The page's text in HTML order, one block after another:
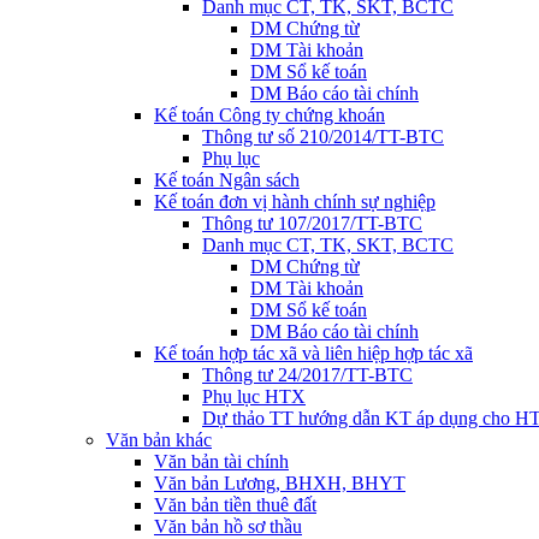
Danh mục CT, TK, SKT, BCTC
DM Chứng từ
DM Tài khoản
DM Sổ kế toán
DM Báo cáo tài chính
Kế toán Công ty chứng khoán
Thông tư số 210/2014/TT-BTC
Phụ lục
Kế toán Ngân sách
Kế toán đơn vị hành chính sự nghiệp
Thông tư 107/2017/TT-BTC
Danh mục CT, TK, SKT, BCTC
DM Chứng từ
DM Tài khoản
DM Sổ kế toán
DM Báo cáo tài chính
Kế toán hợp tác xã và liên hiệp hợp tác xã
Thông tư 24/2017/TT-BTC
Phụ lục HTX
Dự thảo TT hướng dẫn KT áp dụng cho
Văn bản khác
Văn bản tài chính
Văn bản Lương, BHXH, BHYT
Văn bản tiền thuê đất
Văn bản hồ sơ thầu